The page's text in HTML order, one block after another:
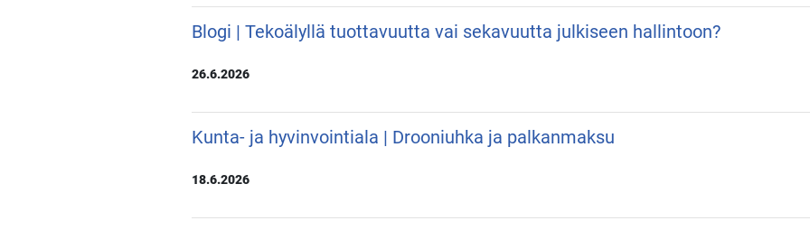
Blogi | Tekoälyllä tuottavuutta vai sekavuutta julkiseen hallintoon?
26.6.2026
Kunta- ja hyvinvointiala | Drooniuhka ja palkanmaksu
18.6.2026